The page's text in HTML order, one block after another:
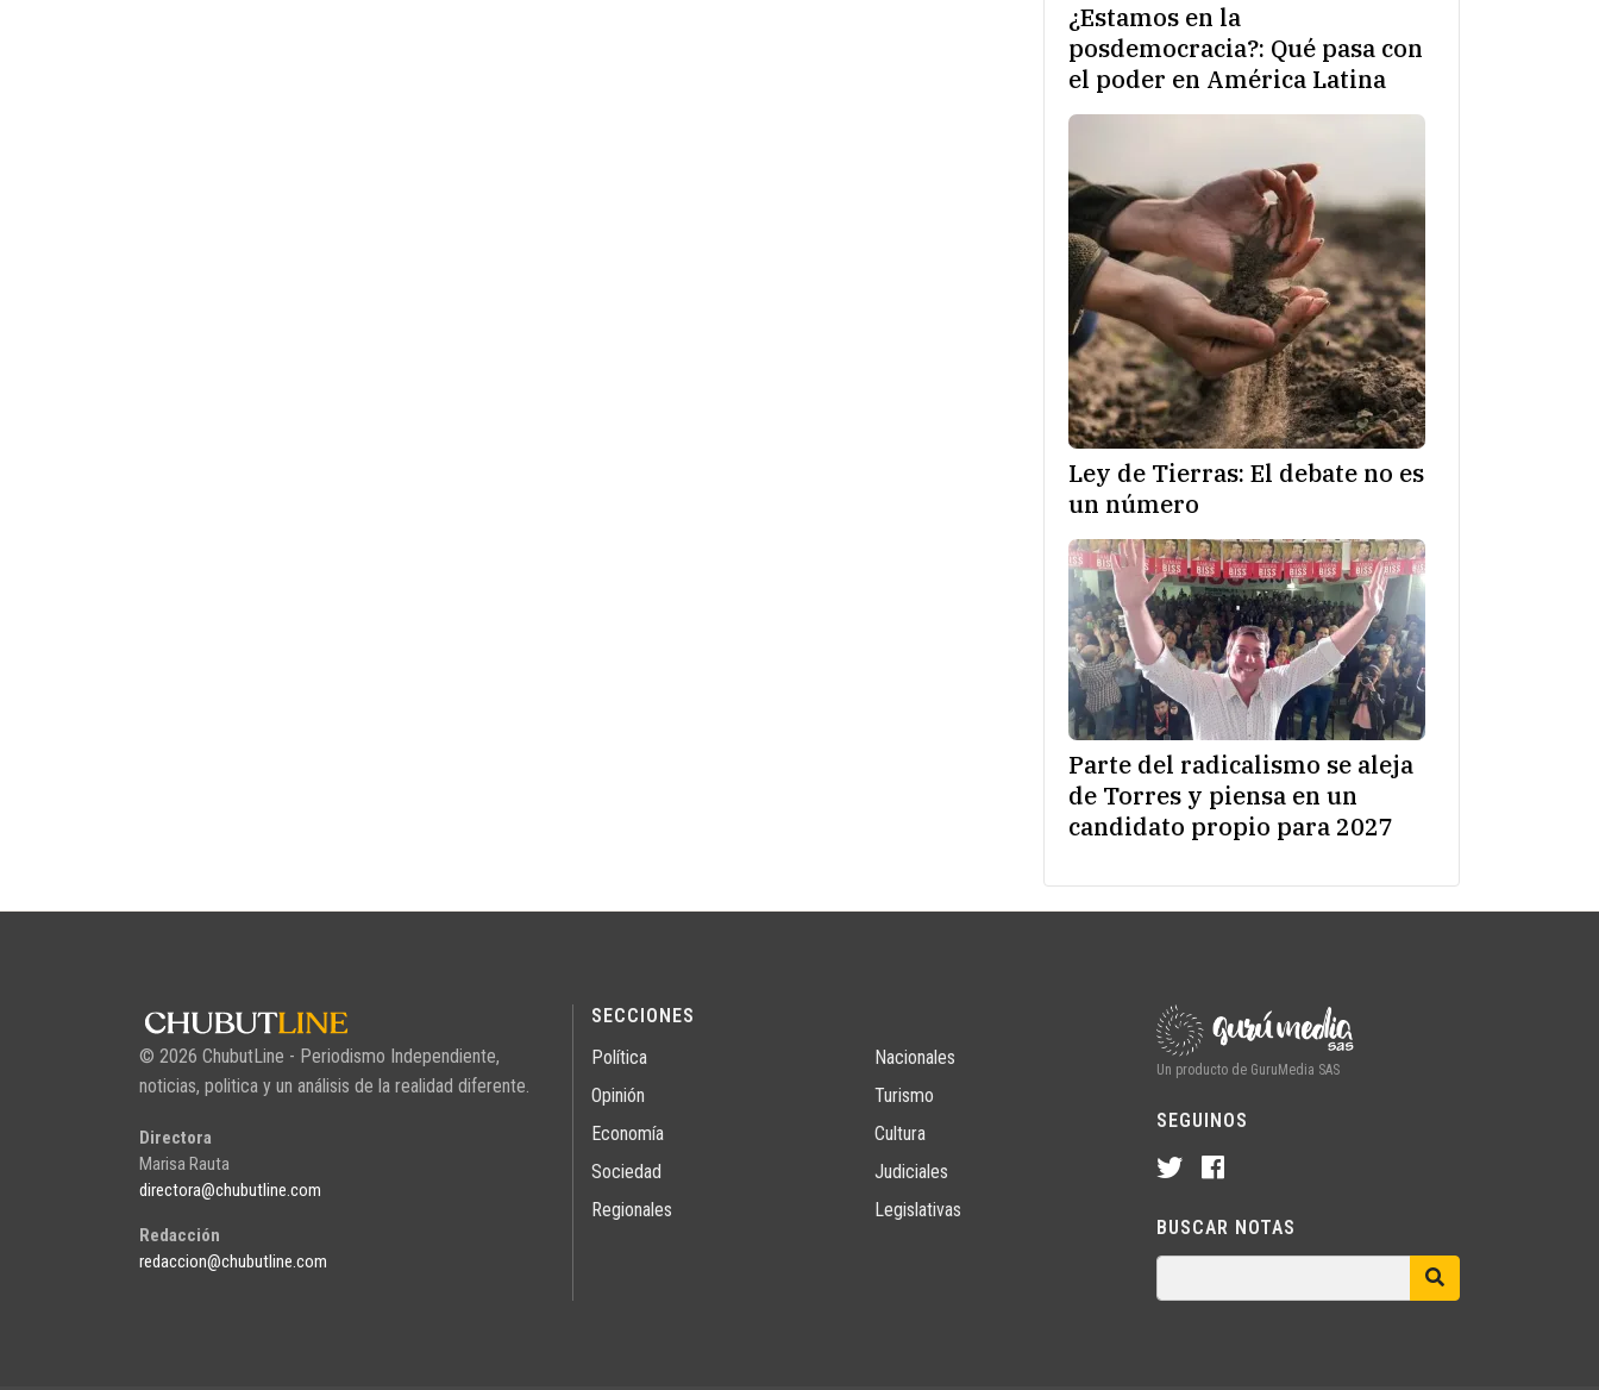
¿Estamos en la
posdemocracia?: Qué pasa con
el poder en América Latina
Ley de Tierras: El debate no es
un número
Parte del radicalismo se aleja
de Torres y piensa en un
candidato propio para 2027
© 2026 ChubutLine - Periodismo Independiente,
noticias, politica y un análisis de la realidad diferente.
Directora
Marisa Rauta
directora@chubutline.com
Redacción
redaccion@chubutline.com
SECCIONES
Política
Opinión
Economía
Sociedad
Regionales
Nacionales
Turismo
Cultura
Judiciales
Legislativas
Un producto de GuruMedia SAS
SEGUINOS
BUSCAR NOTAS